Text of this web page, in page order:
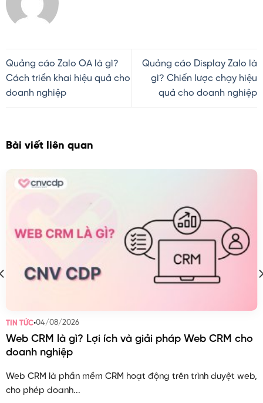
Quảng cáo Zalo OA là gì?
Cách triển khai hiệu quả cho
doanh nghiệp
Quảng cáo Display Zalo là
gì? Chiến lược chạy hiệu
quả cho doanh nghiệp
Bài viết liên quan
TIN TỨC•04/08/2026
Web CRM là gì? Lợi ích và giải pháp Web CRM cho
doanh nghiệp
Web CRM là phần mềm CRM hoạt động trên trình duyệt web,
cho phép doanh...